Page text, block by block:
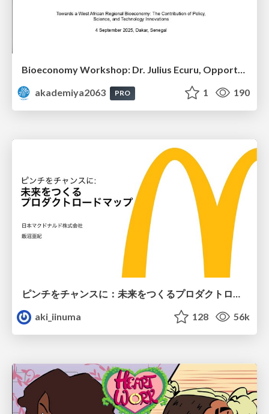
Bioeconomy Workshop: Dr. Julius Ecuru, Opportunities for a Bioeconomy in West Africa
akademiya2063
PRO 1 190
ピンチをチャンスに：未来をつくるプロダクトロードマップ #pmconf2020
aki_iinuma
128 56k